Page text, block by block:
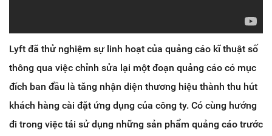
Lyft đã thử nghiệm sự linh hoạt của quảng cáo kĩ thuật số
thông qua việc chỉnh sửa lại một đoạn quảng cáo có mục
đích ban đầu là tăng nhận diện thương hiệu thành thu hút
khách hàng cài đặt ứng dụng của công ty. Có cùng hướng
đi trong việc tái sử dụng những sản phẩm quảng cáo trước